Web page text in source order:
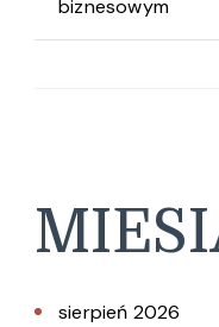
biznesowym
sierpień 2026